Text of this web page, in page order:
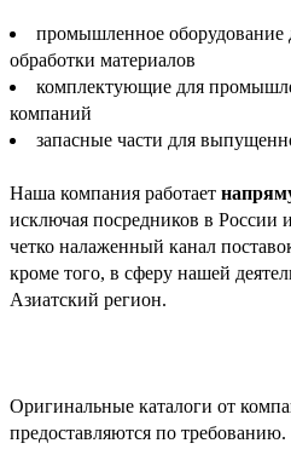
промышленное оборудование
обработки материалов
комплектующие для
компаний
запасные части для
Наша компания работает
исключая посредников в
четко налаженный канал
кроме того, в сферу нашей
Азиатский регион.
Оригинальные каталоги от
предоставляются по требованию.